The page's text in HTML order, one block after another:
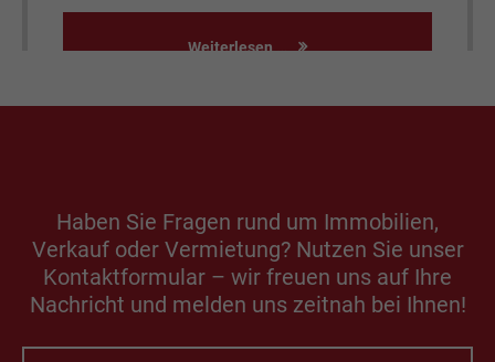
…
Haben Sie Fragen rund um Immobilien,
Verkauf oder Vermietung? Nutzen Sie unser
Kontaktformular – wir freuen uns auf Ihre
Nachricht und melden uns zeitnah bei Ihnen!